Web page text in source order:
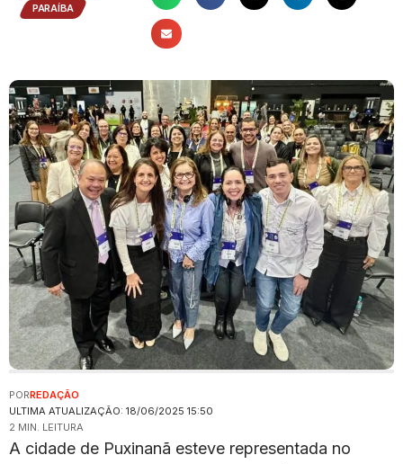
PARAÍBA
ULTIMA ATUALIZAÇÃO: 18/06/2025 15:50
PORREDAÇÃO
2 MIN. LEITURA
A cidade de Puxinanã esteve representada no